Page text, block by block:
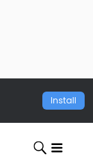
Install